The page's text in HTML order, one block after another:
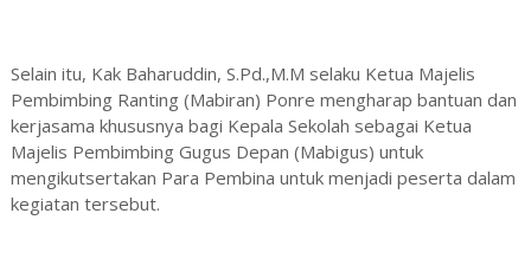
Selain itu, Kak Baharuddin, S.Pd.,M.M selaku Ketua Majelis
Pembimbing Ranting (Mabiran) Ponre mengharap bantuan dan
kerjasama khususnya bagi Kepala Sekolah sebagai Ketua
Majelis Pembimbing Gugus Depan (Mabigus) untuk
mengikutsertakan Para Pembina untuk menjadi peserta dalam
kegiatan tersebut.